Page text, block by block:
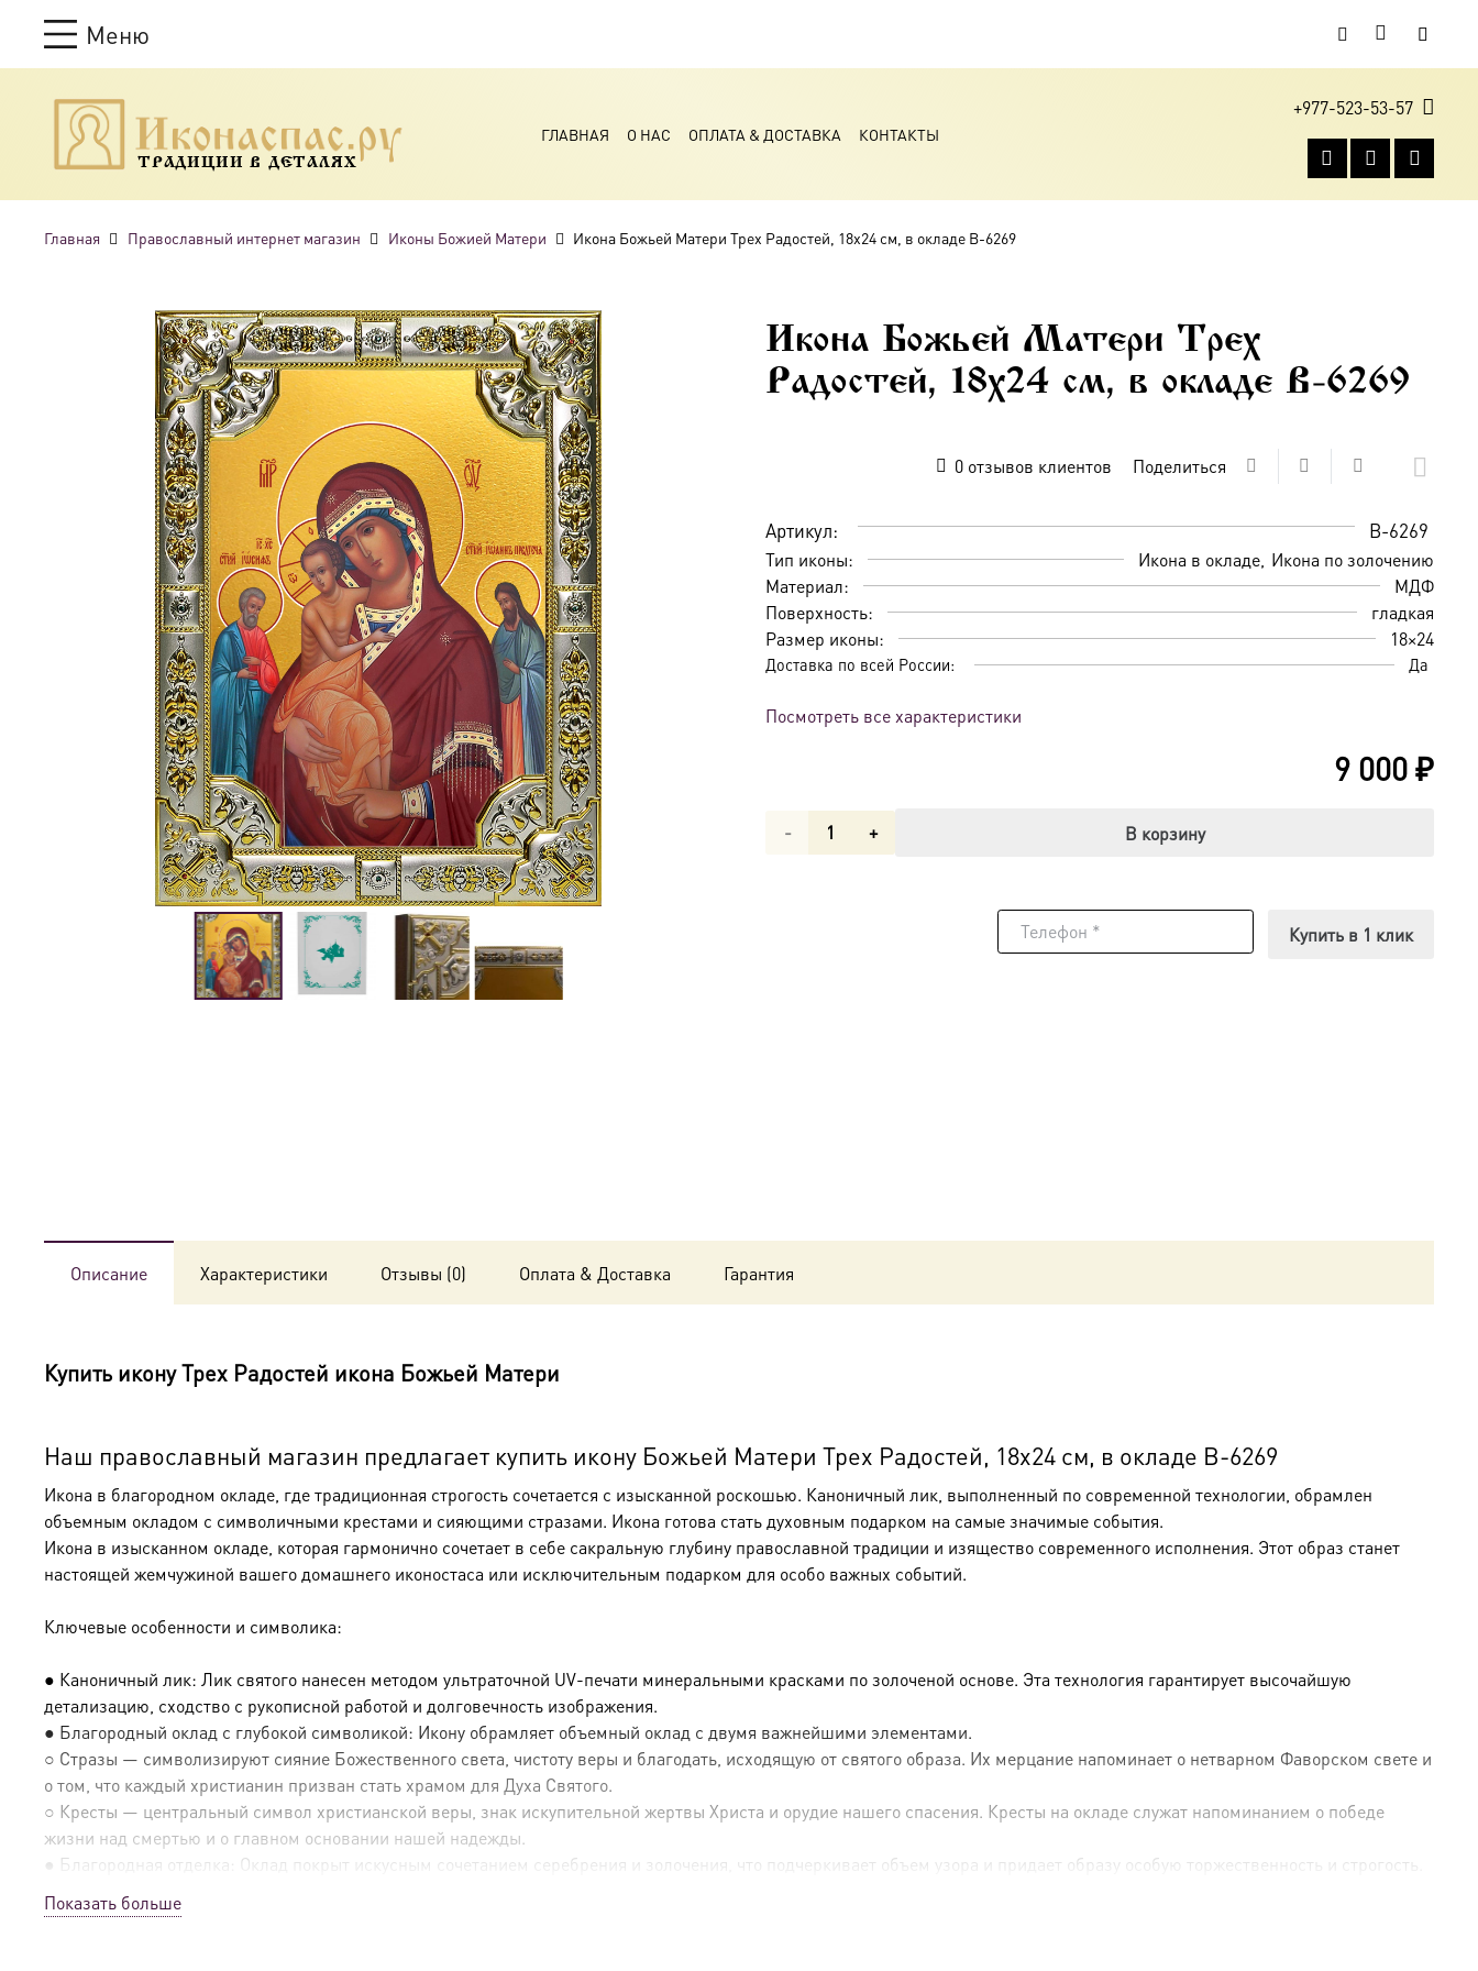
Меню
ТРАДИЦИИ В ДЕТАЛЯХ
ГЛАВНАЯ О НАС ОПЛАТА & ДОСТАВКА КОНТАКТЫ
+977-523-53-57
Главная Православный интернет магазин Иконы Божией Матери Икона Божьей Матери Трех Радостей, 18х24 см, в окладе B-6269
Икона Божьей Матери Трех
Радостей, 18х24 см, в окладе B-6269
0отзывов клиентов Поделиться
Артикул: B-6269
Тип иконы: Икона в окладе Икона по золочению
Материал:
МДФ
Поверхность:
гладкая
Размер иконы:
18×24
Доставка по всей России: Да
Посмотреть все характеристики
9 000₽
Количество
B-
В корзину
Купить в 1 клик
Описание Характеристики Отзывы (0) Оплата & Доставка Гарантия
Купить иконуТрех Радостей икона Божьей Матери
Наш православный магазин предлагает купить икону Божьей Матери Трех Радостей, 18х24 см, в окладе B-6269
Икона в благородном окладе, где традиционная строгость сочетается с изысканной роскошью. Каноничный лик, выполненный по современной технологии, обрамлен
объемным окладом с символичными крестами и сияющими стразами. Икона готова стать духовным подарком на самые значимые события.
Икона в изысканном окладе, которая гармонично сочетает в себе сакральную глубину православной традиции и изящество современного исполнения. Этот образ станет
настоящей жемчужиной вашего домашнего иконостаса или исключительным подарком для особо важных событий.
Ключевые особенности и символика:
● Каноничный лик: Лик святого нанесен методом ультраточной UV-печати минеральными красками по золоченой основе. Эта технология гарантирует высочайшую
детализацию, сходство с рукописной работой и долговечность изображения.
● Благородный оклад с глубокой символикой: Икону обрамляет объемный оклад с двумя важнейшими элементами.
○ Стразы — символизируют сияние Божественного света, чистоту веры и благодать, исходящую от святого образа. Их мерцание напоминает о нетварном Фаворском свете и
о том, что каждый христианин призван стать храмом для Духа Святого.
○ Кресты — центральный символ христианской веры, знак искупительной жертвы Христа и орудие нашего спасения. Кресты на окладе служат напоминанием о победе
жизни над смертью и о главном основании нашей надежды.
● Благородная отделка: Оклад покрыт искусным сочетанием серебрения и золочения, что подчеркивает объем узора и придает образу особую торжественность и строгость.
● Эксклюзивные детали:
Показать больше